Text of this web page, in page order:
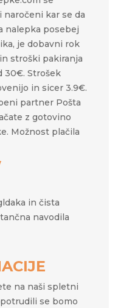
kar se da
nalepka posebej
je dobavni rok
stroški pakiranja
30€. Strošek
in sicer 3.9€.
partner Pošta
z gotovino
Možnost plačila
in čista
navodila
na naši spletni
se bomo